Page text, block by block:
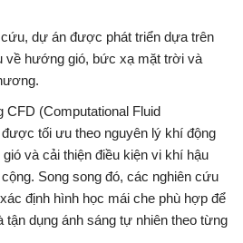
dự án được phát triển dựa trên
về hướng gió, bức xạ mặt trời và
CFD (Computational Fluid
tối ưu theo nguyên lý khí động
và cải thiện điều kiện vi khí hậu
Song song đó, các nghiên cứu
định hình học mái che phù hợp để
dụng ánh sáng tự nhiên theo từng